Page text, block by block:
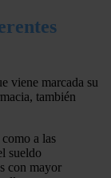
viene marcada su
también
a las
sueldo
con mayor